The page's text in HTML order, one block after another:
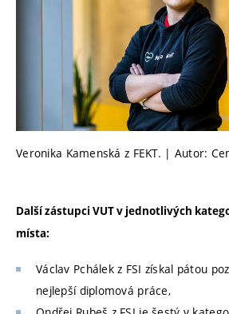
Veronika Kamenská z FEKT. | Autor:
Další zástupci VUT v jednotlivých
místa:
Václav Pchálek z FSI získal pátou
nejlepší diplomová práce,